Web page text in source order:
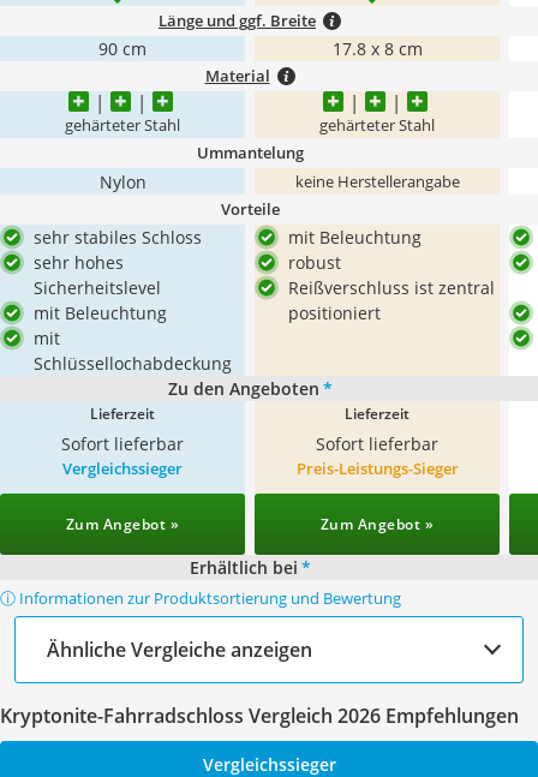
Länge und ggf. Breite
90 cm 17.8 x 8 cm
Material
gehärteter Stahl gehärteter Stahl
Ummantelung
Nylon keine Herstellerangabe
Vorteile
sehr stabiles Schloss
sehr hohes
Sicherheitslevel
mit Beleuchtung
mit
Schlüssellochabdeckung
mit Beleuchtung
robust
Reißverschluss ist zentral
positioniert
Zu den Angeboten *
Lieferzeit
Sofort lieferbar
Lieferzeit
Sofort lieferbar
Vergleichssieger
Zum Angebot »
Preis-Leistungs-Sieger
Zum Angebot »
Erhältlich bei *
ⓘ Informationen zur Produktsortierung und Bewertung
Ähnliche Vergleiche anzeigen
Kryptonite-Fahrradschloss Vergleich 2026 Empfehlungen
Vergleichssieger